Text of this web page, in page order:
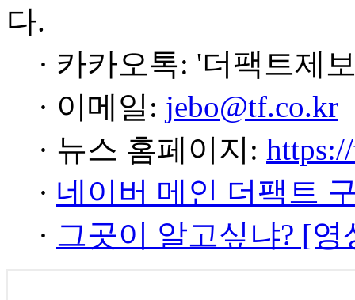
다.
· 카카오톡: '더팩트제
· 이메일: jebo@tf.co.kr
· 뉴스 홈페이지:
· 네이버 메인 더팩트
· 그곳이 알고싶냐? [